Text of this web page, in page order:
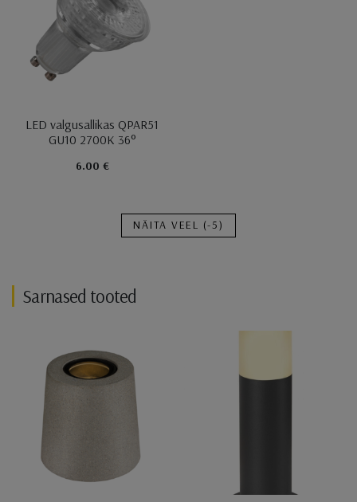
LED valgusallikas QPAR51
GU10 2700K 36°
6.00 €
NÄITA VEEL (-5)
Sarnased tooted